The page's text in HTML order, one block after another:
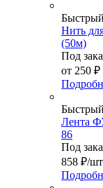
Нить
(50м)
Под
от 250 ₽
Лента
86
Под
858 ₽/шт